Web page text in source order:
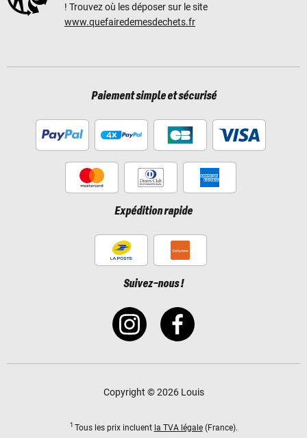
! Trouvez où les déposer sur le site
www.quefairedemesdechets.fr
Paiement simple et sécurisé
Expédition rapide
Suivez-nous !
Copyright © 2026 Louis
1 Tous les prix incluent la TVA légale(France).